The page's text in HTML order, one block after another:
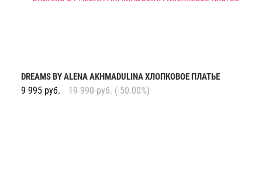
DREAMS BY ALENA AKHMADULINA ХЛОПКОВОЕ ПЛАТЬЕ
9 995 руб. 19 990 руб. (-50.00%)